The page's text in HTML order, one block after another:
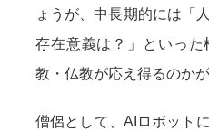
ょうが、中長期的には「
存在意義は？」といっ
教・仏教が応え得るのか
僧侶として、AIロボット